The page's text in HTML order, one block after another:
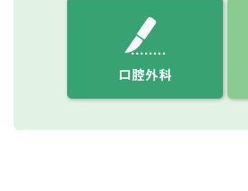
口腔外科